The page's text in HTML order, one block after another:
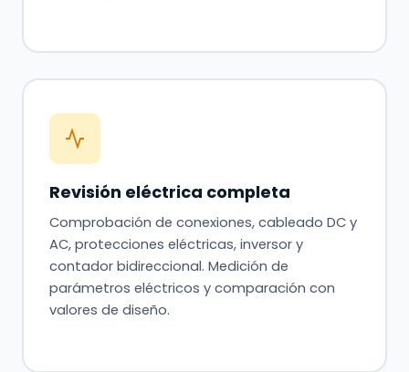
Revisión eléctrica completa
Comprobación de conexiones, cableado DC y
AC, protecciones eléctricas, inversor y
contador bidireccional. Medición de
parámetros eléctricos y comparación con
valores de diseño.